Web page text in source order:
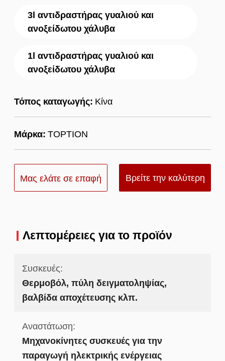
3l αντιδραστήρας γυαλιού και
ανοξείδωτου χάλυβα
1l αντιδραστήρας γυαλιού και
ανοξείδωτου χάλυβα
Τόπος καταγωγής: Κίνα
Μάρκα: TOPTION
Μας ελάτε σε επαφή Βρείτε την καλύτερη
Λεπτομέρειες για το προϊόν
Συσκευές:
Θερμοβόλ, πύλη δειγματοληψίας,
βαλβίδα αποχέτευσης κλπ.
Αναστάτωση:
Μηχανοκίνητες συσκευές για την
παραγωγή ηλεκτρικής ενέργειας